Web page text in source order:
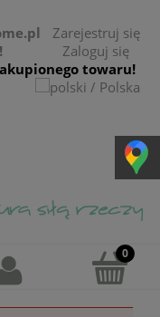
towaru!
Zarejestruj się
Zaloguj się